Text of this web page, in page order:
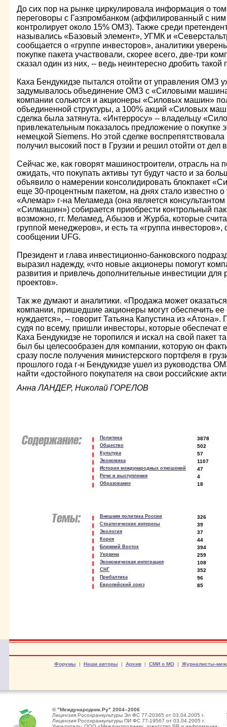
До сих пор на рынке циркулировала информация о
переговоры c Газпромбанком (аффилированный с
контролирует около 15% ОМЗ). Также среди
назывались «Базовый элемент», УГМК и
сообщается о «группе инвесторов», аналитики
покупке пакета участвовали, скорее всего, две-три
сказал один из них, -- ведь неинтересно дробить такой
Каха Бендукидзе пытался отойти от управления ОМЗ
задумывалось объединение ОМЗ с «Силовыми
компании сольются и акционеры «Силовых машин»
объединенной структуры, а 100% акций «Силовых
сделка была затянута. «Интерросу» -- владельцу
привлекательным показалось предложение о покупке
немецкой Siemens. Но этой сделке
получил высокий пост в Грузии и решил отойти от дел
Сейчас же, как говорят машиностроители, отрасль на
ожидать, что покупать активы тут будут часто и за
объявило о намерении консолидировать блокпакет
еще 30-процентным пакетом, на днях стало известно о
«Алемар» г-на Меламеда (она является
«Силмашин») собирается приобрести контрольный
возможно, гг. Меламед, Абызов и Журба, которые
группой менеджеров», и есть та «группа инвесторов»,
сообщении UFG.
Президент и глава инвестиционно-банковского
выразил надежду, «что новые акционеры помогут
развития и привлечь дополнительные инвестиции для
проектов».
Так же думают и аналитики. «Продажа может
компании, пришедшие акционеры могут обеспечить ее
нуждается», -- говорит Татьяна Капустина из
судя по всему, пришли инвесторы, которые обеспечат
Каха Бендукидзе не торопился и искал на свой пакет
был бы целесообразен для компании, которую он
сразу после получения министерского портфеля в
прошлого года г-н Бендукидзе ушел из руководства
найти «достойного покупателя на свои российские
Анна ЛАНДЕР, Николай ГОРЕЛОВ
Политика 3878
Общество 502
Культура 57
Экономика 1107
История международных отношений 47
Речи и выступления 4
Образование 18
Внешняя политика России 326
Стратегические интересы 39
Экология 37
Корея 44
Ближний Восток 394
Украина 259
Экономическая интеграция 108
СНГ 352
Прибалтика 96
Европейский союз 85
Форумы | Наши авторы | Архив| СМИ о МО| Журналисты-
© "Международник.Ру" 2004–2006
Лицензия Росохранкультуры Эл ФС 77-20365 от 03.04.2005 г.
Лицензия Росохранкультуры ПИ ФС 77-19567 от 03.04.2005 г.